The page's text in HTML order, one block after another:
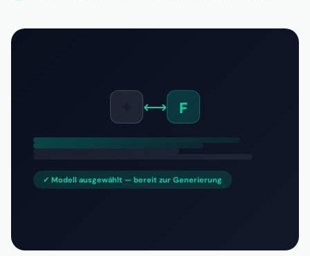
⟷ F
✓ Modell ausgewählt — bereit zur Generierung